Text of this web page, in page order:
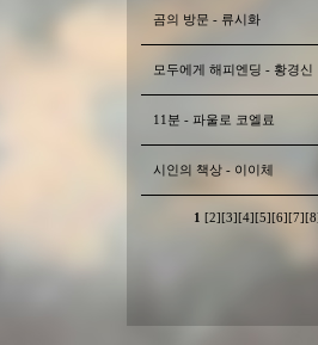
곰의 방문 - 류시화
모두에게 해피엔딩 - 황경신
11분 - 파울로 코엘료
시인의 책상 - 이이체
1 [2] [3] [4] [5] [6] [7]